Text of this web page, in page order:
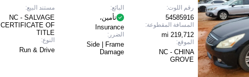
رقم اللوت:
54585916
المسافة المقطوعة:
219,712 mi
الموقع:
NC - CHINA
GROVE
البائع:
تأمين،
Insurance
الضرر:
Side | Frame
Damage
مستند البيع:
NC - SALVAGE
CERTIFICATE OF
TITLE
النوع:
Run & Drive